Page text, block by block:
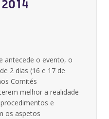
2014
antecede o evento, o
2 dias (16 e 17 de
Comités
melhor a realidade
e
os aspetos